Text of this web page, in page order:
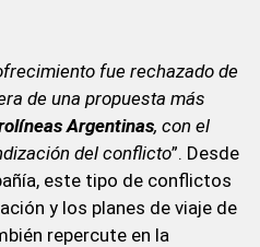
fue rechazado de
de una propuesta más
Argentinas, con el
del conflicto”. Desde
este tipo de conflictos
y los planes de viaje de
repercute en la